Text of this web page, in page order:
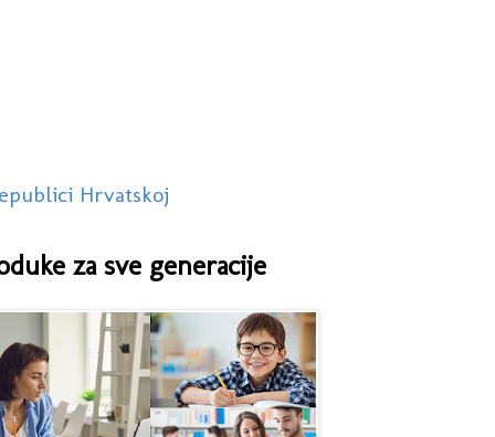
Hrvatskoj
za sve generacije